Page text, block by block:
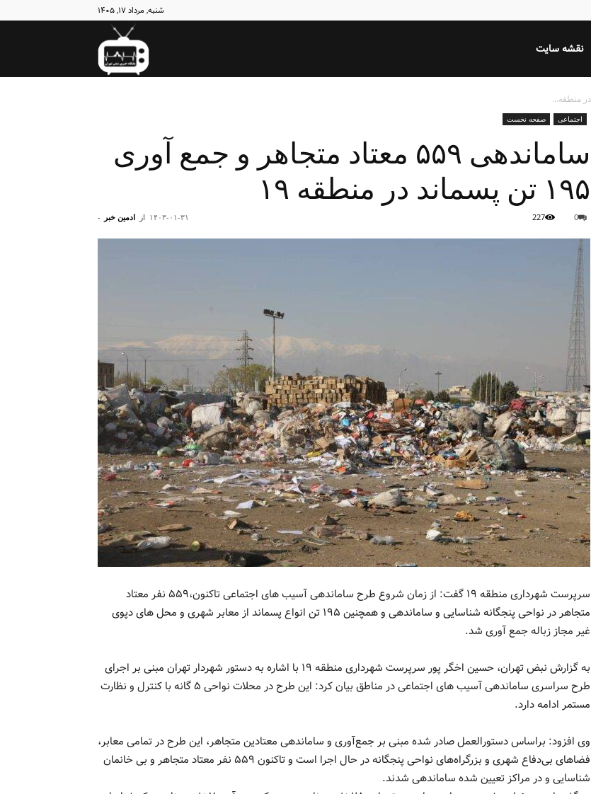
شنبه, مرداد ۱۷, ۱۴۰۵
نبض نقشه سایت
اجتماعی صفحه نخست
ساماندهی ۵۵۹ معتاد متجاهر و جمع آوری
۱۹۵ تن پسماند در منطقه ۱۹
از ادمین خبر - ۱۴۰۳-۰۱-۳۱ 0
227
سرپرست شهرداری منطقه ۱۹ گفت: از زمان شروع طرح ساماندهی آسیب های اجتماعی تاکنون،۵۵۹ نفر معتاد
متجاهر در نواحی پنجگانه شناسایی و ساماندهی و همچنین ۱۹۵ تن انواع پسماند از معابر شهری و محل های دپوی
غیر مجاز زباله جمع آوری شد.
به گزارش نبض تهران، حسین اخگر پور سرپرست شهرداری منطقه ۱۹ با اشاره به دستور شهردار تهران مبنی بر اجرای
طرح سراسری ساماندهی آسیب های اجتماعی در مناطق بیان کرد: این طرح در محلات نواحی ۵ گانه با کنترل و نظارت
مستمر ادامه دارد.
وی افزود: براساس دستورالعمل صادر شده مبنی بر جمع‌آوری و ساماندهی معتادین متجاهر، این طرح در تمامی معابر،
فضاهای بی‌دفاع شهری و بزرگراه‌های نواحی پنجگانه در حال اجرا است و تاکنون ۵۵۹ نفر معتاد متجاهر و بی خانمان
شناسایی و در مراکز تعیین شده ساماندهی شدند.